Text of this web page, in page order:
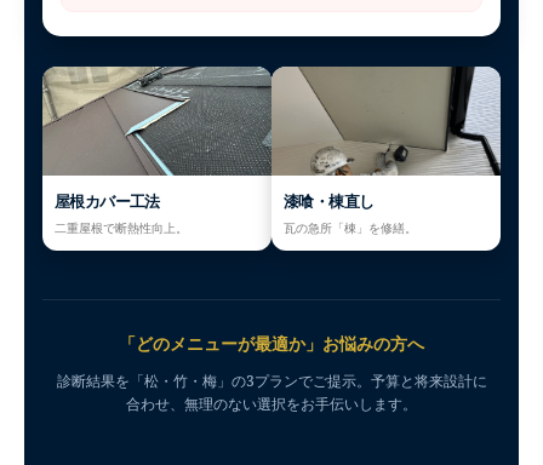
屋根カバー工法
二重屋根で断熱性向上。
漆喰・棟直し
瓦の急所「棟」を修繕。
「どのメニューが最適か」お悩みの方へ
診断結果を「松・竹・梅」の3プランでご提示。予算と将来設計に
合わせ、無理のない選択をお手伝いします。